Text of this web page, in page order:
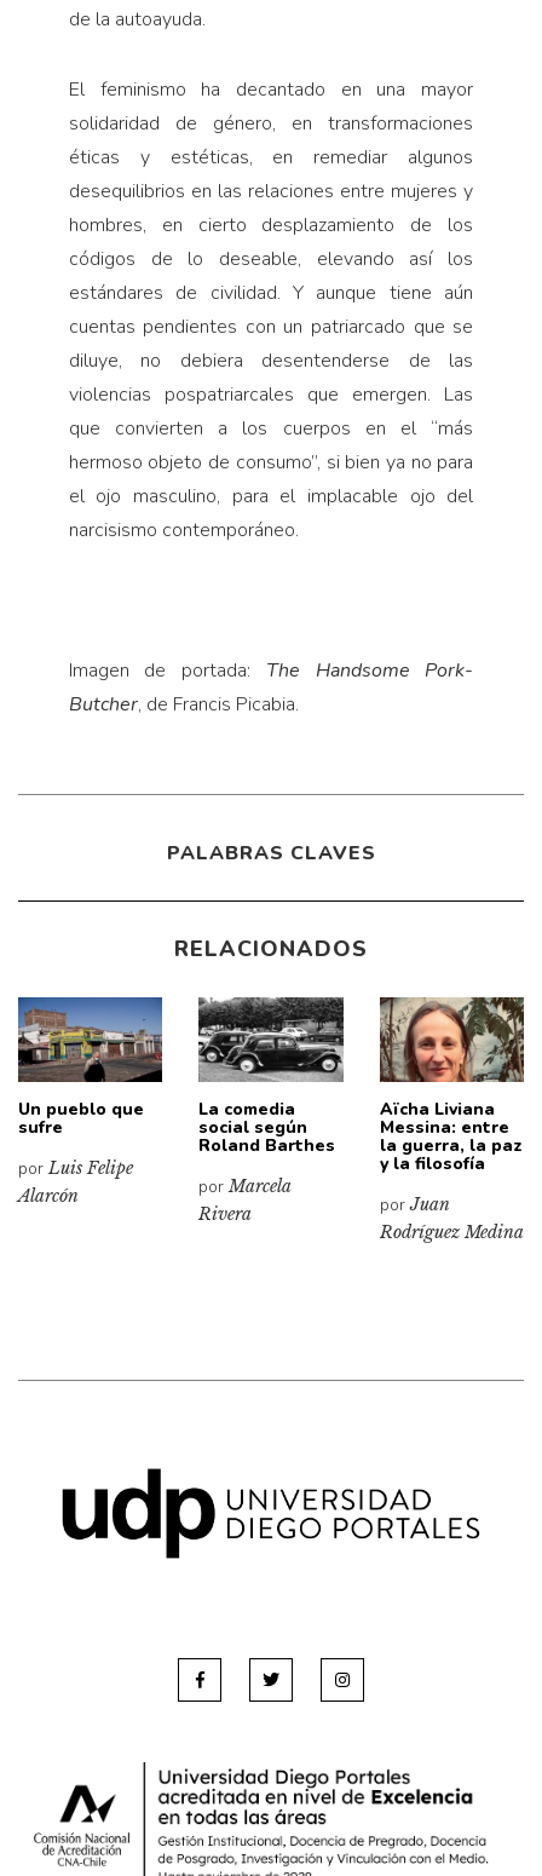
de la autoayuda.
El feminismo ha decantado en una mayor
solidaridad de género, en transformaciones
éticas y estéticas, en remediar algunos
desequilibrios en las relaciones entre mujeres y
hombres, en cierto desplazamiento de los
códigos de lo deseable, elevando así los
estándares de civilidad. Y aunque tiene aún
cuentas pendientes con un patriarcado que se
diluye, no debiera desentenderse de las
violencias pospatriarcales que emergen. Las
que convierten a los cuerpos en el “más
hermoso objeto de consumo”, si bien ya no para
el ojo masculino, para el implacable ojo del
narcisismo contemporáneo.
Imagen de portada: The Handsome Pork-
Butcher, de Francis Picabia.
PALABRAS CLAVES
RELACIONADOS
Un pueblo que
sufre
porLuis Felipe
Alarcón
La comedia
social según
Roland Barthes
porMarcela
Rivera
Aïcha Liviana
Messina: entre
la guerra, la paz
y la filosofía
porJuan
Rodríguez Medina